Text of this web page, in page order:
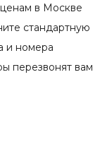
в Москве
стандартную
и номера
перезвонят вам